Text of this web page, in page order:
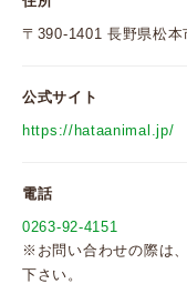
〒390-1401 長野県松
公式サイト
https://hataanimal.jp/
電話
0263-92-4151
※お問い合わせの際は
下さい。